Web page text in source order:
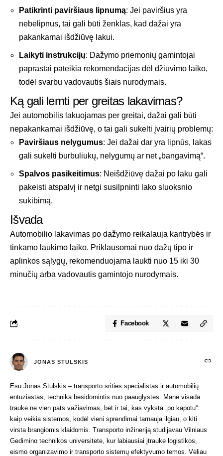
Patikrinti paviršiaus lipnumą: Jei paviršius yra
nebelipnus, tai gali būti ženklas, kad dažai yra
pakankamai išdžiūvę lakui.
Laikyti instrukcijų: Dažymo priemonių gamintojai
paprastai pateikia rekomendacijas dėl džiūvimo laiko,
todėl svarbu vadovautis šiais nurodymais.
Ką gali lemti per greitas lakavimas?
Jei automobilis lakuojamas per greitai, dažai gali būti
nepakankamai išdžiūvę, o tai gali sukelti įvairių problemų:
Paviršiaus nelygumus: Jei dažai dar yra lipnūs, lakas
gali sukelti burbuliukų, nelygumų ar net „bangavimą“.
Spalvos pasikeitimus: Neišdžiūvę dažai po laku gali
pakeisti atspalvį ir netgi susilpninti lako sluoksnio
sukibimą.
Išvada
Automobilio lakavimas po dažymo reikalauja kantrybės ir
tinkamo laukimo laiko. Priklausomai nuo dažų tipo ir
aplinkos sąlygų, rekomenduojama laukti nuo 15 iki 30
minučių arba vadovautis gamintojo nurodymais.
Facebook
JONAS STULSKIS
Esu Jonas Stulskis – transporto srities specialistas ir automobilių
entuziastas, technika besidomintis nuo paauglystės. Mane visada
traukė ne vien pats važiavimas, bet ir tai, kas vyksta „po kapotu“:
kaip veikia sistemos, kodėl vieni sprendimai tarnauja ilgiau, o kiti
virsta brangiomis klaidomis. Transporto inžineriją studijavau Vilniaus
Gedimino technikos universitete, kur labiausiai įtraukė logistikos,
eismo organizavimo ir transporto sistemų efektyvumo temos. Vėliau